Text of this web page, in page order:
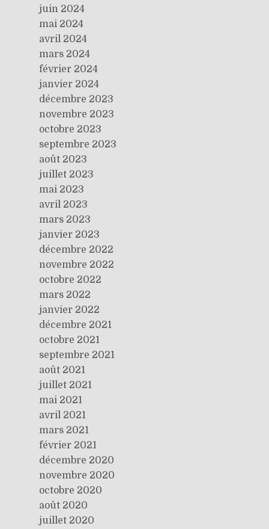
juin 2024
mai 2024
avril 2024
mars 2024
février 2024
janvier 2024
décembre 2023
novembre 2023
octobre 2023
septembre 2023
août 2023
juillet 2023
mai 2023
avril 2023
mars 2023
janvier 2023
décembre 2022
novembre 2022
octobre 2022
mars 2022
janvier 2022
décembre 2021
octobre 2021
septembre 2021
août 2021
juillet 2021
mai 2021
avril 2021
mars 2021
février 2021
décembre 2020
novembre 2020
octobre 2020
août 2020
juillet 2020